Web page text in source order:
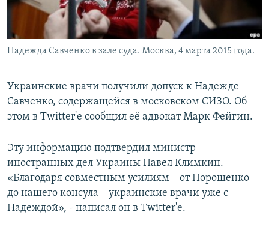
Надежда Савченко в зале суда. Москва, 4 марта 2015 года.
Украинские врачи получили допуск к Надежде
Савченко, содержащейся в московском СИЗО. Об
этом в Twitter'e сообщил её адвокат Марк Фейгин.
Эту информацию подтвердил министр
иностранных дел Украины Павел Климкин.
«Благодаря совместным усилиям – от Порошенко
до нашего консула – украинские врачи уже с
Надеждой», - написал он в Twitter'e.